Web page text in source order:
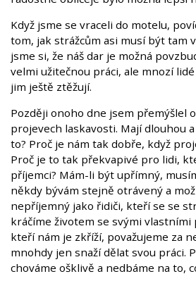
Když jsme se vraceli do motelu,
tom, jak strážcům asi musí být tam
jsme si, že náš dar je možná
velmi užitečnou práci, ale mnozí
jim ještě ztěžují.
Později onoho dne jsem přemýšlel
projevech laskavosti. Mají dlouhou
to? Proč je nám tak dobře, když
Proč je to tak překvapivé pro lidi,
příjemci? Mám-li být upřímný,
někdy bývám stejně otrávený a
nepříjemný jako řidiči, kteří se se
kráčíme životem se svými vlastními
kteří nám je zkříží, považujeme za
mnohdy jen snaží dělat svou práci.
chováme ošklivě a nedbáme na to,